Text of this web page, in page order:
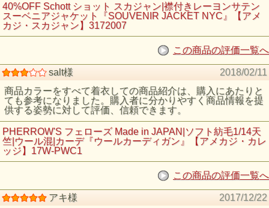
40%OFF Schott ショット スカジャン|襟付きレーヨンサテン
スーベニアジャケット『SOUVENIR JACKET NYC』【アメ
カジ・スカジャン】3172007
この商品の評価一覧へ
salt様
2018/02/11
商品カラーをすべて着衣しての商品紹介は、購入にあたりと
ても参考になりました。購入者に分かりやすく商品情報を提
供する姿勢に対して評価、信頼できます。
PHERROW'S フェローズ Made in JAPAN|ソフト紡毛1/14天
竺|ウール混|カーデ『ウールカーディガン』【アメカジ・カレ
ッジ】17W-PWC1
この商品の評価一覧へ
アキ様
2017/12/22